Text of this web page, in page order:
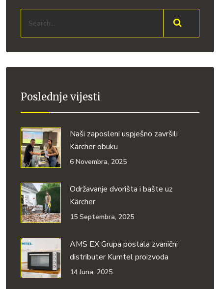
Poslednje vijesti
Naši zaposleni uspješno završili
Kärcher obuku
6 Novembra, 2025
Održavanje dvorišta i bašte uz
Kärcher
15 Septembra, 2025
AMS EX Grupa postala zvanični
distributer Kumtel proizvoda
14 Juna, 2025